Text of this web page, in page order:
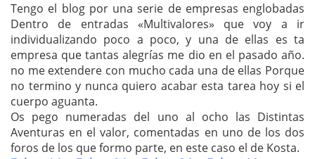
Tengo el blog por una serie de empresas englobadas
Dentro de entradas «Multivalores» que voy a ir
individualizando poco a poco, y una de ellas es ta
empresa que tantas alegrías me dio en el pasado año.
no me extendere con mucho cada una de ellas Porque
no termino y nunca quiero acabar esta tarea hoy si el
cuerpo aguanta.
Os pego numeradas del uno al ocho las Distintas
Aventuras en el valor, comentadas en uno de los dos
foros de los que formo parte, en este caso el de Kosta.